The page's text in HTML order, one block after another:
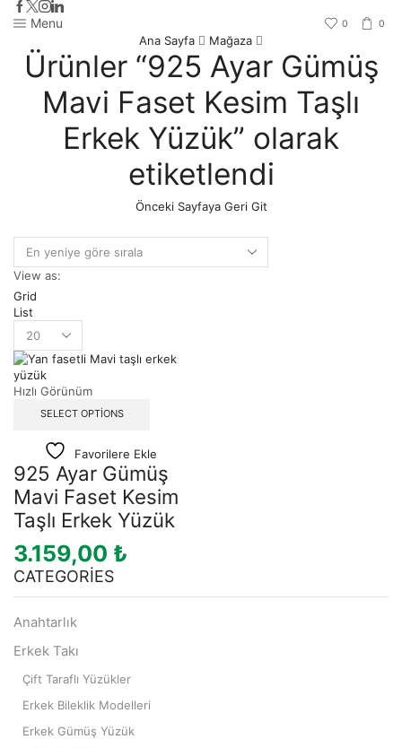
Menu 0 0
Ana Sayfa Mağaza
Ürünler “925 Ayar Gümüş
Mavi Faset Kesim Taşlı
Erkek Yüzük” olarak
etiketlendi
Önceki Sayfaya Geri Git
View as:
Grid
List
Hızlı Görünüm
SELECT OPTIONS
Favorilere Ekle
925 Ayar Gümüş
Mavi Faset Kesim
Taşlı Erkek Yüzük
3.159,00 ₺
CATEGORIES
Anahtarlık
Erkek Takı
Çift Taraflı Yüzükler
Erkek Bileklik Modelleri
Erkek Gümüş Yüzük